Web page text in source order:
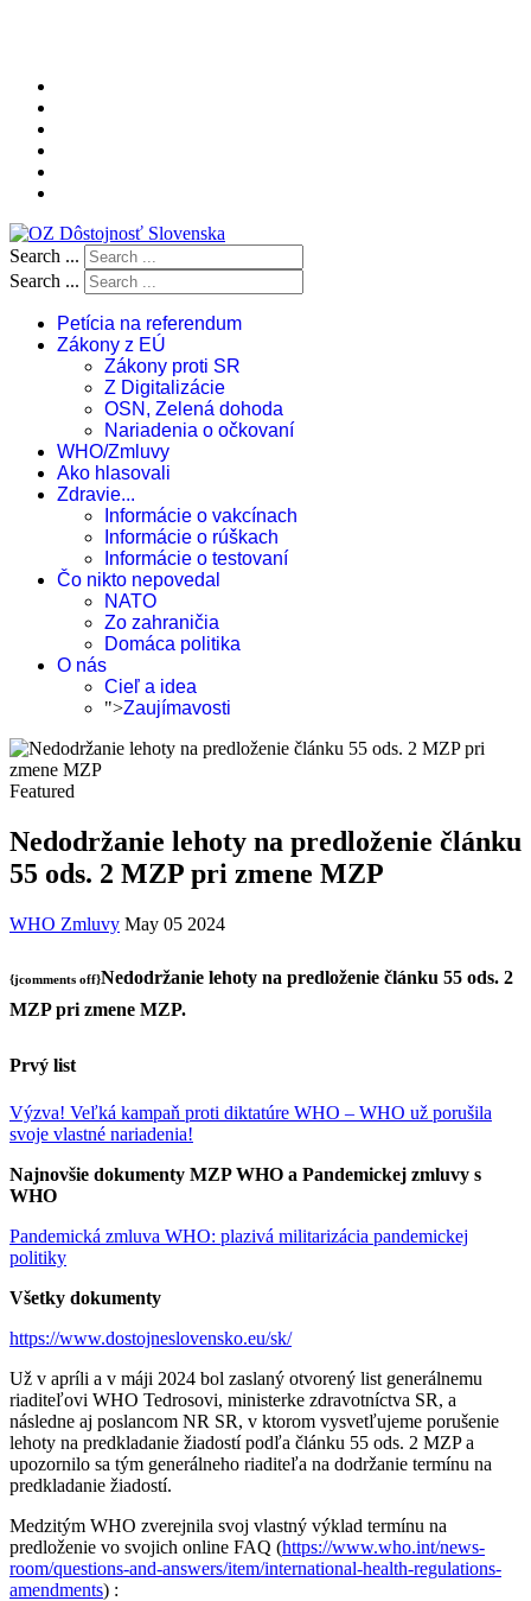
Search ...
Search ...
Petícia na referendum
Zákony z EÚ
Zákony proti SR
Z Digitalizácie
OSN, Zelená dohoda
Nariadenia o očkovaní
WHO/Zmluvy
Ako hlasovali
Zdravie...
Informácie o vakcínach
Informácie o rúškach
Informácie o testovaní
Čo nikto nepovedal
NATO
Zo zahraničia
Domáca politika
O nás
Cieľ a idea
">Zaujímavosti
Featured
Nedodržanie lehoty na predloženie článku
55 ods. 2 MZP pri zmene MZP
WHO Zmluvy May 05 2024
{jcomments off}Nedodržanie lehoty na predloženie článku 55 ods. 2
MZP pri zmene MZP.
Prvý list
Výzva! Veľká kampaň proti diktatúre WHO – WHO už porušila
svoje vlastné nariadenia!
Najnovšie dokumenty MZP WHO a Pandemickej zmluvy s
WHO
Pandemická zmluva WHO: plazivá militarizácia pandemickej
politiky
Všetky dokumenty
https://www.dostojneslovensko.eu/sk/
Už v apríli a v máji 2024 bol zaslaný otvorený list generálnemu
riaditeľovi WHO Tedrosovi, ministerke zdravotníctva SR, a
následne aj poslancom NR SR, v ktorom vysvetľujeme porušenie
lehoty na predkladanie žiadostí podľa článku 55 ods. 2 MZP a
upozornilo sa tým generálneho riaditeľa na dodržanie termínu na
predkladanie žiadostí.
Medzitým WHO zverejnila svoj vlastný výklad termínu na
predloženie vo svojich online FAQ (https://www.who.int/news-
room/questions-and-answers/item/international-health-regulations-
amendments) :